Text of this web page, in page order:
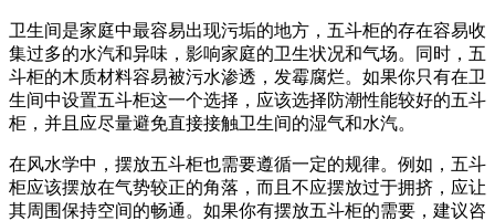
卫生间是家庭中最容易出现污垢的地方，五斗柜的存在容易收
集过多的水汽和异味，影响家庭的卫生状况和气场。同时，五
斗柜的木质材料容易被污水渗透，发霉腐烂。如果你只有在卫
生间中设置五斗柜这一个选择，应该选择防潮性能较好的五斗
柜，并且应尽量避免直接接触卫生间的湿气和水汽。
在风水学中，摆放五斗柜也需要遵循一定的规律。例如，五斗
柜应该摆放在气势较正的角落，而且不应摆放过于拥挤，应让
其周围保持空间的畅通。如果你有摆放五斗柜的需要，建议咨